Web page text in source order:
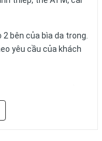
bên của bìa da trong.
yêu cầu của khách
giấy offset 80g màu